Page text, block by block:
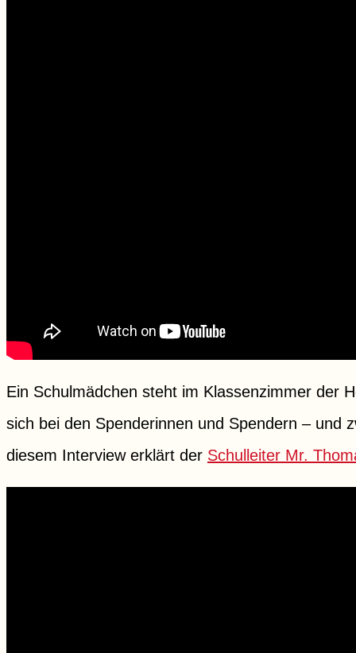
Ein Schulmädchen steht im Klassenzimmer der
sich bei den Spenderinnen und Spendern – und
diesem Interview erklärt der Schulleiter Mr.